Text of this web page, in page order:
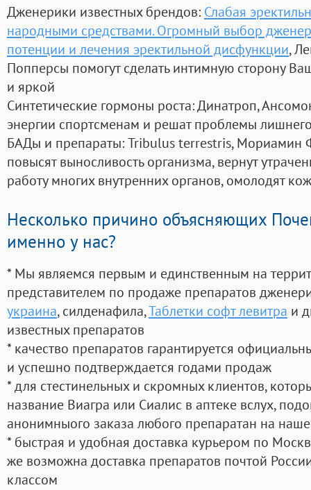
Дженерики известных брендов: Слабая
народными средствами. Огромный выбор
потенции и лечения эректильной дисфункции,
Попперсы помогут сделать интимную сторону
и яркой
Синтетические гормоны роста: Динатроп,
энергии спортсменам и решат проблемы
БАДы и препараты:Tribulus terrestris, Мориамин
повысят выносливость организма, вернут
работу многих внутренних органов, омолодят
Несколько причино объясняющих
именно у нас?
* Мы являемся первым и единственным на
представителем по продаже препаратов
украина, силденафила,Таблетки софт левитра и
известных препаратов
* качество препаратов гарантируется
и успешно подтверждается годами продаж
* для стестинельных и скромных клиентов,
название Виагра или Сиалис в аптеке вслух,
анонимныого заказа любого препаратан на
* быстрая и удобная доставка курьером по
же возможна доставка препаратов почтой
классом